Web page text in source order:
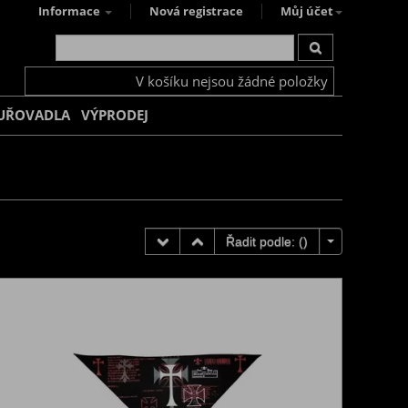
Informace Nová registrace Můj účet
V košíku nejsou žádné položky
VÝPRODEJ
Řadit podle: ()